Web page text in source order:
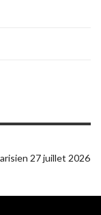
27 juillet 2026